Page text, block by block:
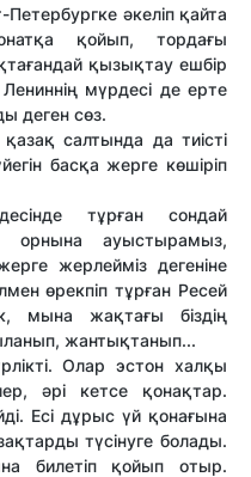
әкеліп қайта
қойып, тордағы
қызықтау ешбір
мүрдесі де ерте
деген сөз.
салтында да тиісті
басқа жерге көшіріп
тұрған сондай
орнына ауыстырамыз,
жерлейміз дегеніне
өрекпіп тұрған Ресей
мына жақтағы біздің
жантықтанып...
Олар эстон халқы
әрі кетсе қонақтар.
Есі дұрыс үй қонағына
түсінуге болады.
билетіп қойып отыр.